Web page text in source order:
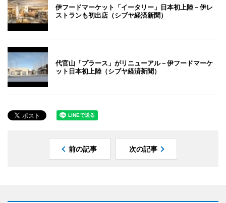
伊フードマーケット「イータリー」日本初上陸－伊レ
ストランも初出店（シブヤ経済新聞）
代官山「プラース」がリニューアル－伊フードマーケ
ット日本初上陸（シブヤ経済新聞）
前の記事 次の記事